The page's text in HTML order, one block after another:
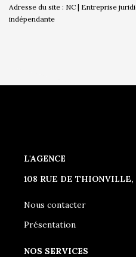
Adresse du site : NC | Entreprise
indépendante
L'AGENCE
108 RUE DE
Nous contacter
Présentation
NOS SERVICES